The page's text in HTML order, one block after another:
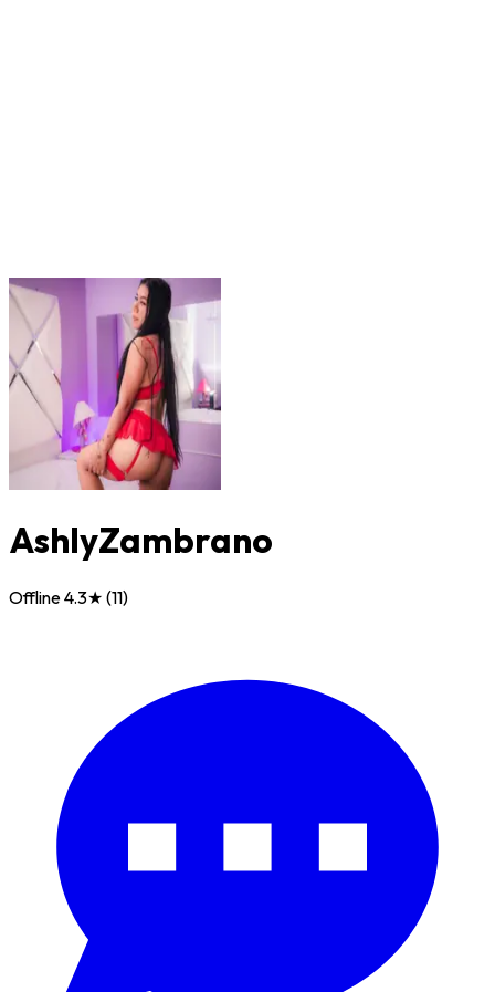
AshlyZambrano
Offline4.3★ (11)